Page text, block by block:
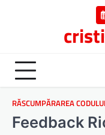
RĂSCUMPĂRAREA
Feedback